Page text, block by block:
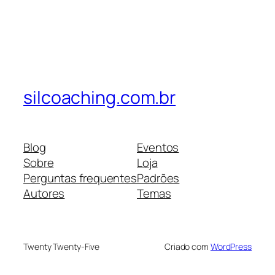
silcoaching.com.br
Blog
Sobre
Perguntas frequentes
Autores
Eventos
Loja
Padrões
Temas
Twenty Twenty-Five Criado com WordPress